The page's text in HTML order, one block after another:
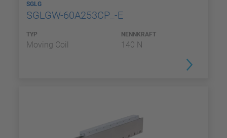
SGLG
SGLGW-60A253CP_-E
TYP
Moving Coil
NENNKRAFT
140 N